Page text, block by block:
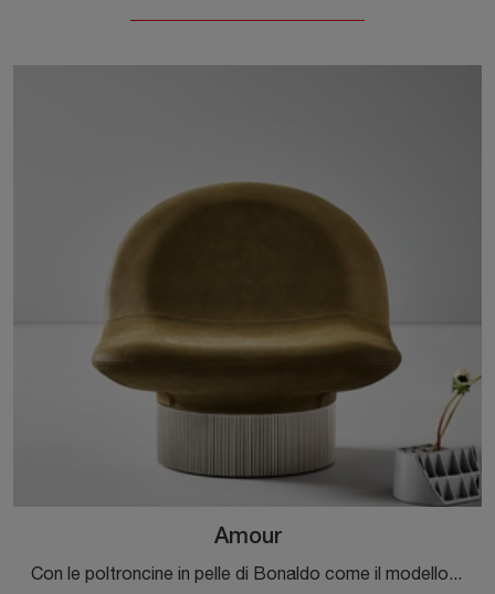
Amour
Con le poltroncine in pelle di Bonaldo come il modello Amour potrai ultimare il tuo concept d'arredo.